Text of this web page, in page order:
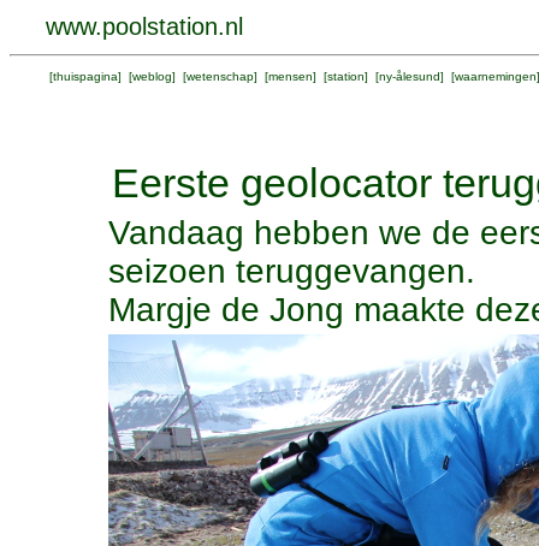
www.poolstation.nl
[thuispagina] [weblog] [wetenschap] [mensen] [station] [ny-ålesund] [waarnemingen
Eerste geolocator
Vandaag hebben we de
seizoen teruggevangen.
Margje de Jong maakte